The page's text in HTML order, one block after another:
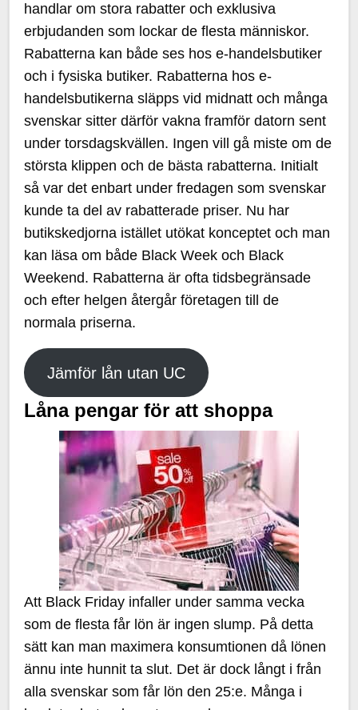
handlar om stora rabatter och exklusiva
erbjudanden som lockar de flesta människor.
Rabatterna kan både ses hos e-handelsbutiker
och i fysiska butiker. Rabatterna hos e-
handelsbutikerna släpps vid midnatt och många
svenskar sitter därför vakna framför datorn sent
under torsdagskvällen. Ingen vill gå miste om de
största klippen och de bästa rabatterna. Initialt
så var det enbart under fredagen som svenskar
kunde ta del av rabatterade priser. Nu har
butikskedjorna istället utökat konceptet och man
kan läsa om både Black Week och Black
Weekend. Rabatterna är ofta tidsbegränsade
och efter helgen återgår företagen till de
normala priserna.
Jämför lån utan UC
Låna pengar för att shoppa
Att Black Friday infaller under samma vecka
som de flesta får lön är ingen slump. På detta
sätt kan man maximera konsumtionen då lönen
ännu inte hunnit ta slut. Det är dock långt i från
alla svenskar som får lön den 25:e. Många i